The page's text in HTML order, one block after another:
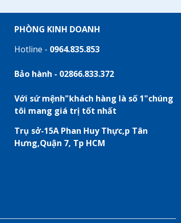
PHÒNG KINH DOANH
Hotline - 0964.835.853
Bảo hành - 02866.833.372
Với sứ mệnh"khách hàng là số 1"chúng
tôi mang giá trị tốt nhất
Trụ sở-15A Phan Huy Thực,p Tân
Hưng,Quận 7, Tp HCM